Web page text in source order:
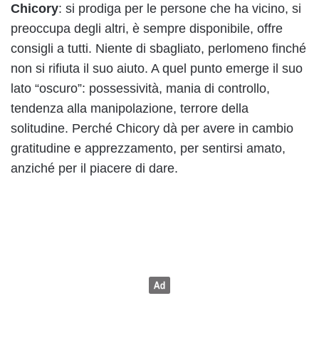
Chicory: si prodiga per le persone che ha vicino, si
preoccupa degli altri, è sempre disponibile, offre
consigli a tutti. Niente di sbagliato, perlomeno finché
non si rifiuta il suo aiuto. A quel punto emerge il suo
lato “oscuro”: possessività, mania di controllo,
tendenza alla manipolazione, terrore della
solitudine. Perché Chicory dà per avere in cambio
gratitudine e apprezzamento, per sentirsi amato,
anziché per il piacere di dare.